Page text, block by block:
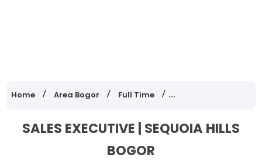
Home Area Bogor Full Time Lowongan Kerja
SALES EXECUTIVE | SEQUOIA HILLS
BOGOR